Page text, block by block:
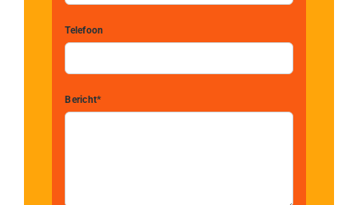
Telefoon
Bericht*